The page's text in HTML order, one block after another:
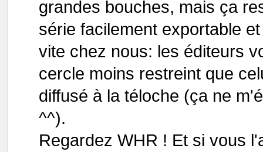
grandes bouches, mais ça
série facilement exportable
vite chez nous: les éditeurs
cercle moins restreint que
diffusé à la téloche (ça ne
^^).
Regardez WHR ! Et si vous